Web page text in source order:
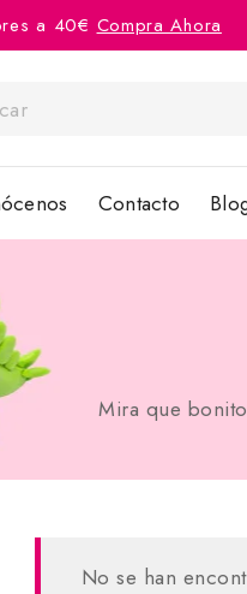
a 40€ Compra Ahora
Contacto
Mira que
No se han